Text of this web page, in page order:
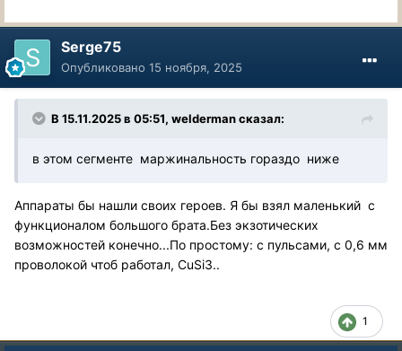
Serge75
Опубликовано 15 ноября, 2025
В 15.11.2025 в 05:51, weldermanсказал:
в этом сегменте маржинальность гораздо ниже
Аппараты бы нашли своих героев. Я бы взял маленький с
функционалом большого брата.Без экзотических
возможностей конечно...По простому: с пульсами, с 0,6 мм
проволокой чтоб работал, CuSi3..
1